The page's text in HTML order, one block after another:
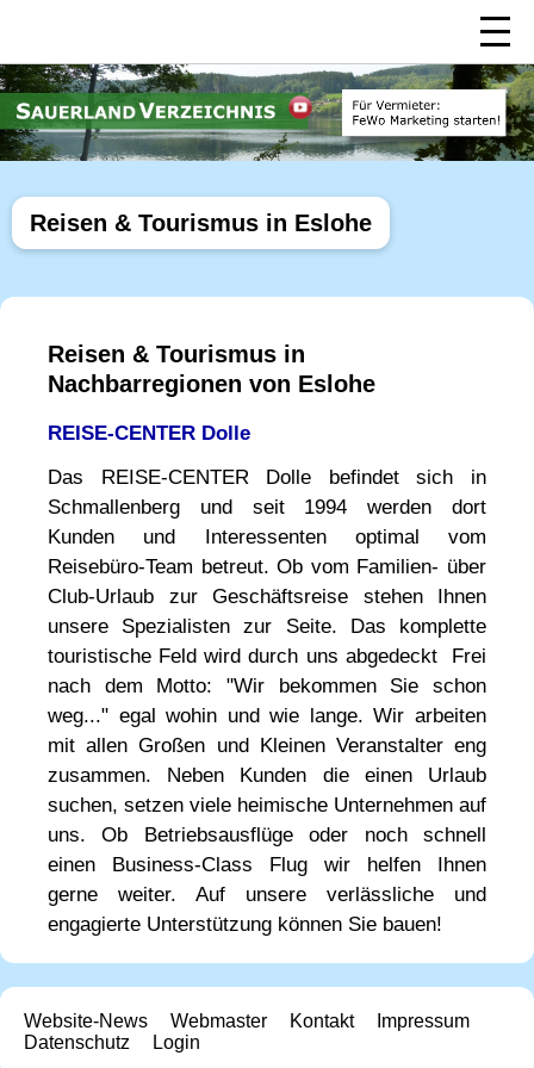
Reisen & Tourismus in Eslohe
Reisen & Tourismus in
Nachbarregionen von Eslohe
REISE-CENTER Dolle
Das REISE-CENTER Dolle befindet sich in
Schmallenberg und seit 1994 werden dort
Kunden und Interessenten optimal vom
Reisebüro-Team betreut. Ob vom Familien- über
Club-Urlaub zur Geschäftsreise stehen Ihnen
unsere Spezialisten zur Seite. Das komplette
touristische Feld wird durch uns abgedeckt  Frei
nach dem Motto: "Wir bekommen Sie schon
weg..." egal wohin und wie lange. Wir arbeiten
mit allen Großen und Kleinen Veranstalter eng
zusammen. Neben Kunden die einen Urlaub
suchen, setzen viele heimische Unternehmen auf
uns. Ob Betriebsausflüge oder noch schnell
einen Business-Class Flug wir helfen Ihnen
gerne weiter. Auf unsere verlässliche und
engagierte Unterstützung können Sie bauen!
Website-News Webmaster Kontakt
Impressum
Datenschutz
Login